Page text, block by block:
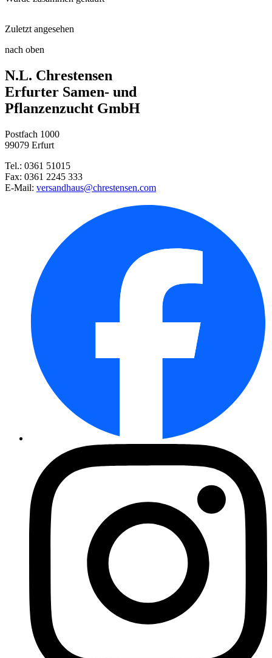
Anzuchttöpfe 18 Stück, 8 cm ru ...
Floragard® Bio-Erde Aromatisch ...
Schwarzwurzeln Hoffmanns schwa ...
Radies Riesenbutter
Buschbohne Maxidor
Steckzwiebel Stuttgarter Riese ...
Steckzwiebel Red Karmen
Statice Strandflieder Mischung ...
Möhre Flyaway, F1
Bartnelke Gefülltblühende Misc ...
Zuletzt angesehen
Zinnia Candy Stripe
nach oben
N.L. Chrestensen
Erfurter Samen- und
Pflanzenzucht GmbH
Postfach 1000
99079 Erfurt
Tel.: 0361 51015
Fax: 0361 2245 333
E-Mail: versandhaus@chrestensen.com